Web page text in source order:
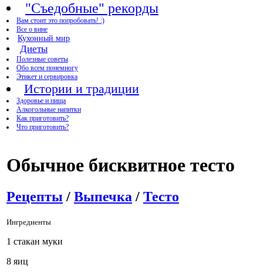
"Съедобные" рекорды
Вам стоит это попробовать! :)
Все о вине
Кухонный мир
Диеты
Полезные советы
Обо всем понемногу
Этикет и сервировка
Истории и традиции
Здоровье и пища
Алкогольные напитки
Как приготовить?
Что приготовить?
Обычное бисквитное тесто
Рецепты / Выпечка / Тесто
Ингредиенты
1 стакан муки
8 яиц